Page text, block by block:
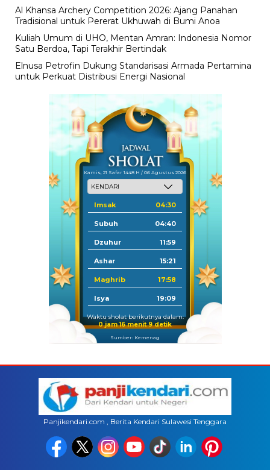
Al Khansa Archery Competition 2026: Ajang Panahan
Tradisional untuk Pererat Ukhuwah di Bumi Anoa
Kuliah Umum di UHO, Mentan Amran: Indonesia Nomor
Satu Berdoa, Tapi Terakhir Bertindak
Elnusa Petrofin Dukung Standarisasi Armada Pertamina
untuk Perkuat Distribusi Energi Nasional
Kamis, 21 Safar 1448 H / 06 Agustus 2026
Imsak 04:30
Subuh 04:40
Dzuhur 11:59
Ashar 15:21
Maghrib 17:58
Isya 19:09
Waktu sholat berikutnya dalam:
0 jam 16 menit 9 detik
Sumber: Kemenag
Panjikendari.com , Berita Kendari Sulawesi Tenggara